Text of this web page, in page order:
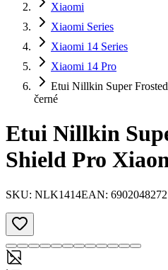
Xiaomi
Xiaomi Series
Xiaomi 14 Series
Xiaomi 14 Pro
Etui Nillkin Super
černé
Etui Nillkin
Shield Pro
SKU: NLK1414EAN: